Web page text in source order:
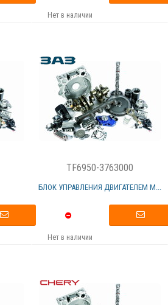
Нет в наличии
TF6950-3763000
БЛОК УПРАВЛЕНИЯ ДВИГАТЕЛЕМ М...
Нет в наличии